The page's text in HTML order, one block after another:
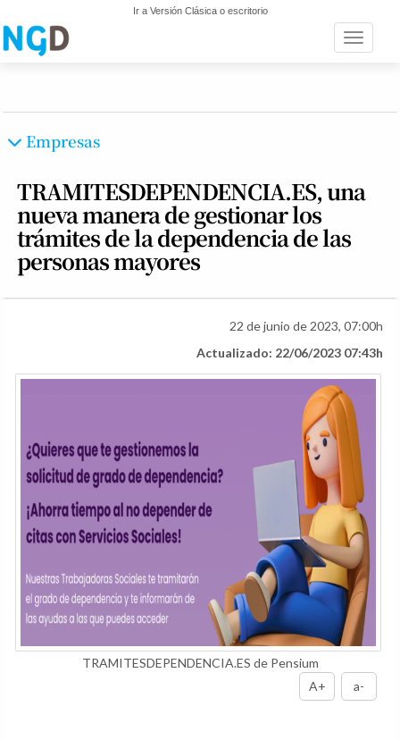
Ir a Versión Clásica o escritorio
Toggle
Empresas
TRAMITESDEPENDENCIA.ES, una
nueva manera de gestionar los
trámites de la dependencia de las
personas mayores
22 de junio de 2023, 07:00h
Actualizado: 22/06/2023 07:43h
TRAMITESDEPENDENCIA.ES de Pensium
A+
a-